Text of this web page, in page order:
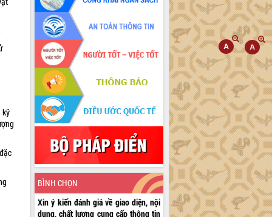
kỹ
BÌNH CHỌN
Xin ý kiến đánh giá về giao diện, nội
dung, chất lượng cung cấp thông tin